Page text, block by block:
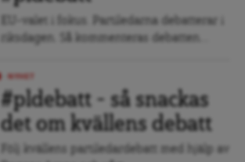
EU-valet i fokus. Partiledarna debatterar i
riksdagen. Så kommenteras debatten...
#pldebatt – så snackas
det om kvällens debatt
Följ kvällens partiledardebatt med hjälp av